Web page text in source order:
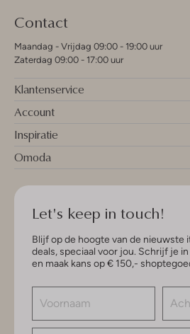
Contact
Maandag - Vrijdag 09:00 - 19:00 uur
Zaterdag 09:00 - 17:00 uur
Klantenservice
Account
Inspiratie
Omoda
Let's keep in touch!
Blijf op de hoogte van de nieuwste
deals, speciaal voor jou. Schrijf je
en maak kans op € 150,-